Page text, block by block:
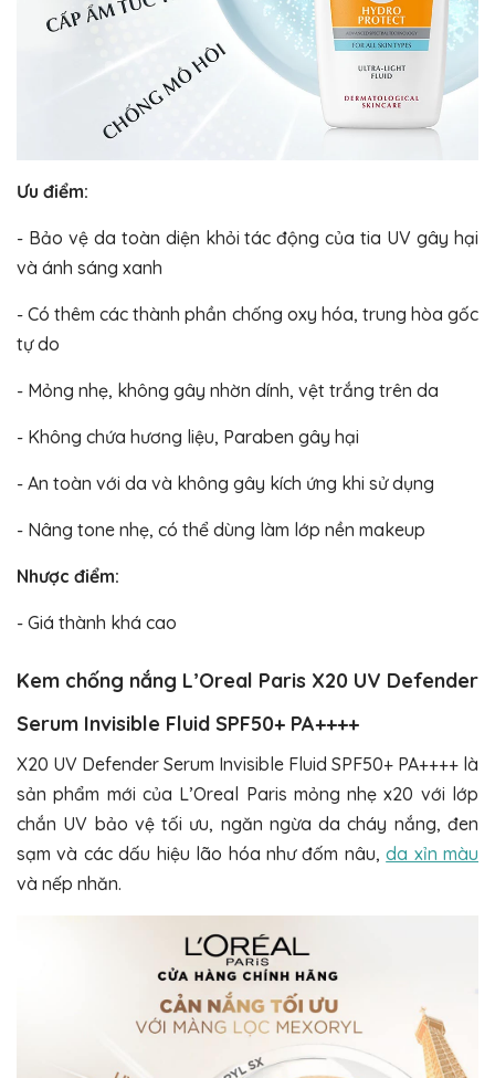
Ưu điểm:
- Bảo vệ da toàn diện khỏi tác động của tia UV gây hại
và ánh sáng xanh
- Có thêm các thành phần chống oxy hóa, trung hòa gốc
tự do
- Mỏng nhẹ, không gây nhờn dính, vệt trắng trên da
- Không chứa hương liệu, Paraben gây hại
- An toàn với da và không gây kích ứng khi sử dụng
- Nâng tone nhẹ, có thể dùng làm lớp nền makeup
Nhược điểm:
- Giá thành khá cao
Kem chống nắng L’Oreal Paris X20 UV Defender
Serum Invisible Fluid SPF50+ PA++++
X20 UV Defender Serum Invisible Fluid SPF50+ PA++++ là
sản phẩm mới của L’Oreal Paris mỏng nhẹ x20 với lớp
chắn UV bảo vệ tối ưu, ngăn ngừa da cháy nắng, đen
sạm và các dấu hiệu lão hóa như đốm nâu,da xỉn màu
và nếp nhăn.